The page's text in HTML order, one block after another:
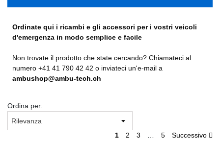
Ordinate qui i ricambi e gli accessori per i vostri veicoli
d'emergenza in modo semplice e facile
Non trovate il prodotto che state cercando? Chiamateci al
numero +41 41 790 42 42 o inviateci un'e-mail a
ambushop@ambu-tech.ch
Ordina per:
1 2 3 … 5 Successivo